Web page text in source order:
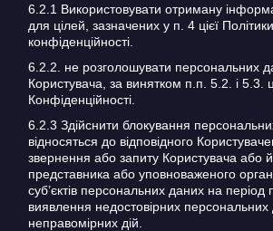
6.2.1 Використовувати отриману
для цілей, зазначених у п. 4 цієї Політики
конфіденційності.
6.2.2. не розголошувати персональних
Користувача, за винятком п.п. 5.2. і 5.3.
Конфіденційності.
6.2.3 Здійснити блокування
відносяться до відповідного
звернення або запиту Користувача або
представника або уповноваженого
суб’єктів персональних даних на період
виявлення недостовірних
неправомірних дій.